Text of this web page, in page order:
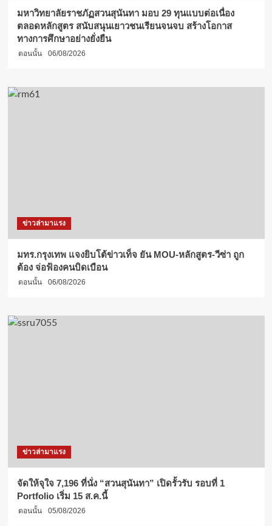
มหาวิทยาลัยราชภัฏสวนสุนันทา มอบ 29 ทุนแบบต่อเนื่อง
ตลอดหลักสูตร สนับสนุนเยาวชนเรียนจนจบ สร้างโอกาส
ทางการศึกษาอย่างยั่งยืน
ตอนนั้น 06/08/2026
ข่าวล่ามาแรง
มทร.กรุงเทพ แจงยิบโต้ข่าวเท็จ ยัน MOU-หลักสูตร-วีซ่า ถูก
ต้อง จ่อฟ้องคนบิดเบือน
ตอนนั้น 06/08/2026
ข่าวล่ามาแรง
จัดให้จุใจ 7,196 ที่นั่ง “สวนสุนันทา” เปิดรั้วรับ รอบที่ 1
Portfolio เริ่ม 15 ส.ค.นี้
ตอนนั้น 05/08/2026